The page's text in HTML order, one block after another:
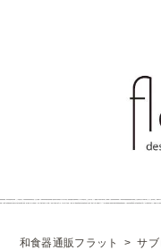
和食器通販フラット >サブ